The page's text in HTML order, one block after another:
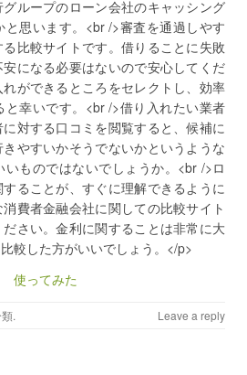
ループのローン会社のキャッシング
と思います。<br />審査を通過しやす
比較サイトです。借りることに失敗
になる必要はないので安心してくだ
ができるところをセレクトし、効率
幸いです。<br />借り入れたい業者
対する口コミを閲覧すると、候補に
やすいかそうでないかというような
ものではないでしょうか。<br />ロ
ることが、すぐに理解できるように
費者金融会社に関しての比較サイト
さい。金利に関することは非常に大
較した方がいいでしょう。</p>
使ってみた
. Leave a reply